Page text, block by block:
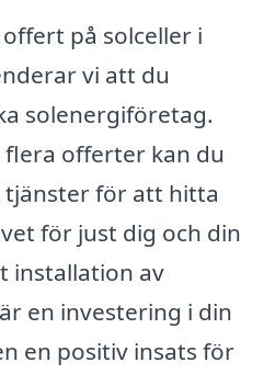
på solceller i
vi att du
solenergiföretag.
offerter kan du
för att hitta
för just dig och din
installation av
en investering i din
en positiv insats för